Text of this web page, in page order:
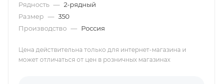
Рядность — 2-рядный
Размер — 350
Производство — Россия
Цена действительна только для интернет-магазина и
может отличаться от цен в розничных магазинах